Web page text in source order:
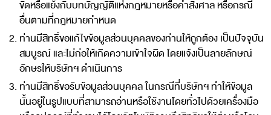
ขัดหรือแย้งกับบทบัญญัติแห่งกฎหมายหรือคำสั่งศาล หรือกรณี
อื่นตามที่กฎหมายกำหนด
ท่านมีสิทธิ์ขอแก้ไขข้อมูลส่วนบุคคลของท่านให้ถูกต้อง เป็นปัจจุบัน
สมบูรณ์ และไม่ก่อให้เกิดความเข้าใจผิด โดยแจ้งเป็นลายลักษณ์
อักษรให้บริษัทฯ ดำเนินการ
ท่านมีสิทธิ์ขอรับข้อมูลส่วนบุคคล ในกรณีที่บริษัทฯ ทำให้ข้อมูล
นั้นอยู่ในรูปแบบที่สามารถอ่านหรือใช้งานโดยทั่วไปด้วยเครื่องมือ